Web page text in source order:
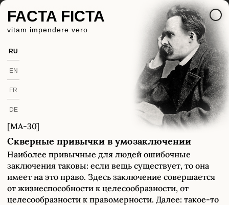
FACTA FICTA
vitam impendere vero
RU
EN
FR
DE
[MA-30]
Скверные привычки в умозаключении
Наиболее привычные для людей ошибочные
заключения таковы: если вещь существует, то она
имеет на это право. Здесь заключение совершается
от жизнеспособности к целесообразности, от
целесообразности к правомерности. Далее: такое-то